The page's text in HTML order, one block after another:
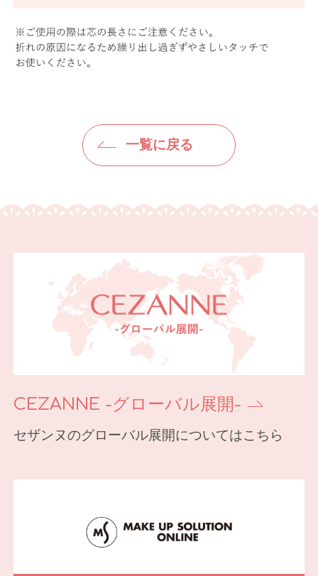
一覧に戻る
CEZANNE -グローバル展開-
セザンヌのグローバル展開についてはこちら